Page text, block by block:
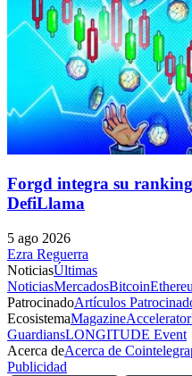
Forgd integra su
DefiLlama
5 ago 2026
Ezra Reguerra
NoticiasÚltimas
NoticiasMercadosBitcoin
PatrocinadoArtículos
EcosistemaMagazineAccelerator
GuardiansLONGITUDE Event
Acerca deAcerca de
Publicidad